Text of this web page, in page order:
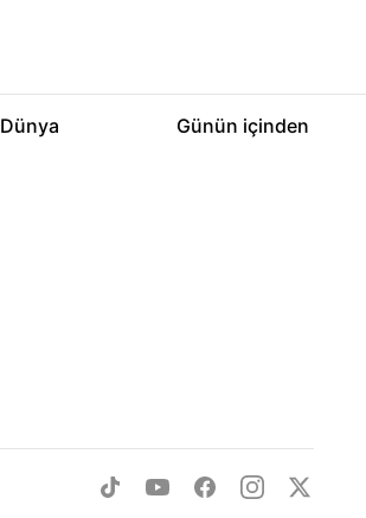
Dünya Günün içinden